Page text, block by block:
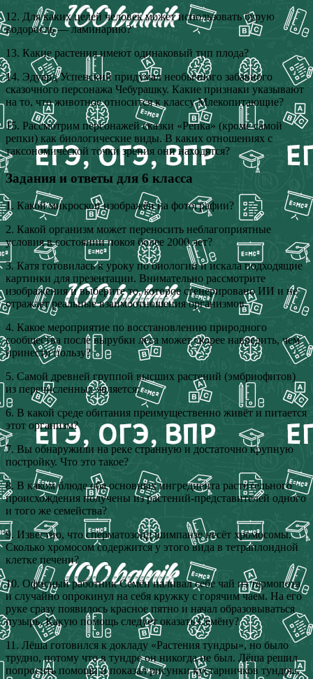
12. Для каких целей человек может использовать бурую
водоросль — ламинарию?
13. Какие растения имеют одинаковый тип плода?
14. Эдуард Успенский придумал необычного забавного
сказочного персонажа Чебурашку. Какие признаки указывают
на то, что животное относится к классу Млекопитающие?
15. Рассмотрим персонажей сказки «Репка» (кроме самой
репки) как биологические виды. В каких отношениях с
таксономической точки зрения они находятся?
Задания и ответы для 6 класса
1. Какой микроскоп изображён на фотографии?
2. Какой организм может переносить неблагоприятные
условия в состоянии покоя более 2000 лет?
3. Катя готовилась к уроку по биологии и искала подходящие
картинки для презентации. Внимательно рассмотрите
изображения и выберите то, которое сгенерировано ИИ и не
отражает реальные взаимоотношения организмов.
4. Какое мероприятие по восстановлению природного
сообщества после вырубки леса может скорее навредить, чем
принести пользу?
5. Самой древней группой высших растений (эмбриофитов)
из перечисленных является:
6. В какой среде обитания преимущественно живёт и питается
этот организм?
7. Вы обнаружили на реке странную и достаточно крупную
постройку. Что это такое?
8. В каком блюде оба основных ингредиента растительного
происхождения получены из растений‑представителей одного
и того же семейства?
9. Известно, что сперматозоид шимпанзе несёт хромосомы.
Сколько хромосом содержится у этого вида в тетраплоидной
клетке печени?
10. Офисный работник Семён наливал себе чай из термопота
и случайно опрокинул на себя кружку с горячим чаем. На его
руке сразу появилось красное пятно и начал образовываться
пузырь. Какую помощь следует оказать Семёну?
11. Лёша готовился к докладу «Растения тундры», но было
трудно, потому что в тундре он никогда не был. Лёша решил
попросить помощи и показал рисунки кустарничков тундры,